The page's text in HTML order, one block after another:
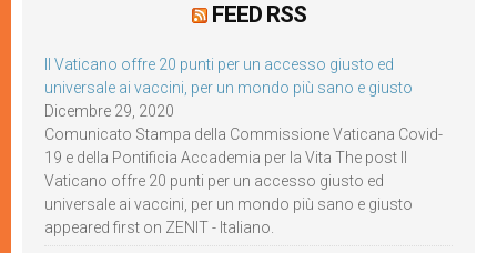
FEED RSS
Il Vaticano offre 20 punti per un accesso giusto ed
universale ai vaccini, per un mondo più sano e giusto
Dicembre 29, 2020
Comunicato Stampa della Commissione Vaticana Covid-
19 e della Pontificia Accademia per la Vita The post Il
Vaticano offre 20 punti per un accesso giusto ed
universale ai vaccini, per un mondo più sano e giusto
appeared first on ZENIT - Italiano.